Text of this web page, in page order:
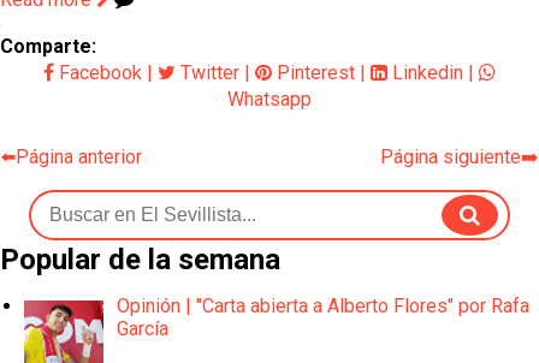
Comparte:
Facebook
Twitter Pinterest Linkedin
Whatsapp
⬅️Página anterior Página siguiente➡️
Popular de la semana
Opinión | "Carta abierta a Alberto Flores" por Rafa
García